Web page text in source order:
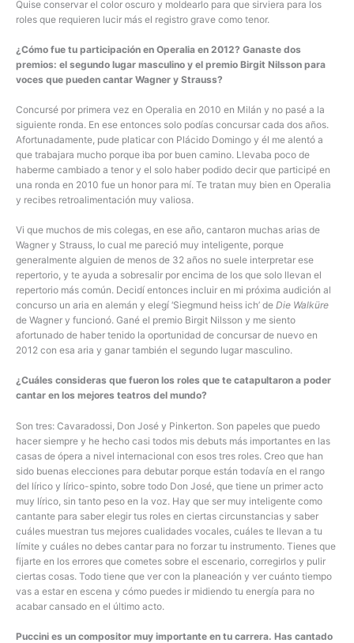
Quise conservar el color oscuro y moldearlo para que sirviera para los
roles que requieren lucir más el registro grave como tenor.
¿Cómo fue tu participación en Operalia en 2012? Ganaste dos
premios: el segundo lugar masculino y el premio Birgit Nilsson para
voces que pueden cantar Wagner y Strauss?
Concursé por primera vez en Operalia en 2010 en Milán y no pasé a la
siguiente ronda. En ese entonces solo podías concursar cada dos años.
Afortunadamente, pude platicar con Plácido Domingo y él me alentó a
que trabajara mucho porque iba por buen camino. Llevaba poco de
haberme cambiado a tenor y el solo haber podido decir que participé en
una ronda en 2010 fue un honor para mí. Te tratan muy bien en Operalia
y recibes retroalimentación muy valiosa.
Vi que muchos de mis colegas, en ese año, cantaron muchas arias de
Wagner y Strauss, lo cual me pareció muy inteligente, porque
generalmente alguien de menos de 32 años no suele interpretar ese
repertorio, y te ayuda a sobresalir por encima de los que solo llevan el
repertorio más común. Decidí entonces incluir en mi próxima audición al
concurso un aria en alemán y elegí ‘Siegmund heiss ich’ de Die Walküre
de Wagner y funcionó. Gané el premio Birgit Nilsson y me siento
afortunado de haber tenido la oportunidad de concursar de nuevo en
2012 con esa aria y ganar también el segundo lugar masculino.
¿Cuáles consideras que fueron los roles que te catapultaron a poder
cantar en los mejores teatros del mundo?
Son tres: Cavaradossi, Don José y Pinkerton. Son papeles que puedo
hacer siempre y he hecho casi todos mis debuts más importantes en las
casas de ópera a nivel internacional con esos tres roles. Creo que han
sido buenas elecciones para debutar porque están todavía en el rango
del lírico y lírico-spinto, sobre todo Don José, que tiene un primer acto
muy lírico, sin tanto peso en la voz. Hay que ser muy inteligente como
cantante para saber elegir tus roles en ciertas circunstancias y saber
cuáles muestran tus mejores cualidades vocales, cuáles te llevan a tu
límite y cuáles no debes cantar para no forzar tu instrumento. Tienes que
fijarte en los errores que cometes sobre el escenario, corregirlos y pulir
ciertas cosas. Todo tiene que ver con la planeación y ver cuánto tiempo
vas a estar en escena y cómo puedes ir midiendo tu energía para no
acabar cansado en el último acto.
Puccini es un compositor muy importante en tu carrera. Has cantado